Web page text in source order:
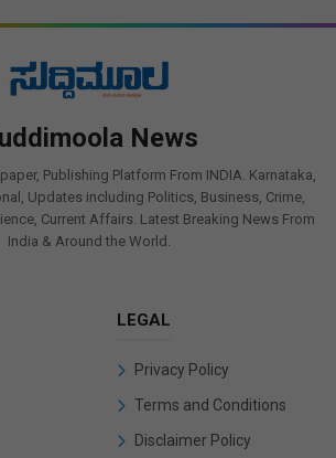
News
Publishing Platform From INDIA. Karnataka,
Updates including Politics, Business, Crime,
Current Affairs. Latest Breaking News From
India & Around the World.
LEGAL
Privacy Policy
Terms and Conditions
Disclaimer Policy